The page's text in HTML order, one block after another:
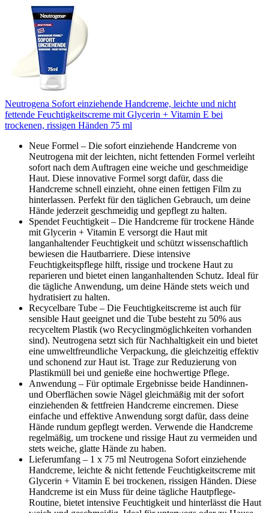
Neutrogena Sofort einziehende Handcreme, leichte und nicht
fettende Feuchtigkeitscreme mit Glycerin + Vitamin E bei
trockenen, rissigen Händen 75 ml
Neue Formel – Die sofort einziehende Handcreme von
Neutrogena mit der leichten, nicht fettenden Formel verleiht
sofort nach dem Auftragen eine weiche und geschmeidige
Haut. Diese innovative Formel sorgt dafür, dass die
Handcreme schnell einzieht, ohne einen fettigen Film zu
hinterlassen. Perfekt für den täglichen Gebrauch, um deine
Hände jederzeit geschmeidig und gepflegt zu halten.
Spendet Feuchtigkeit – Die Handcreme für trockene Hände
mit Glycerin + Vitamin E versorgt die Haut mit
langanhaltender Feuchtigkeit und schützt wissenschaftlich
bewiesen die Hautbarriere. Diese intensive
Feuchtigkeitspflege hilft, rissige und trockene Haut zu
reparieren und bietet einen langanhaltenden Schutz. Ideal für
die tägliche Anwendung, um deine Hände stets weich und
hydratisiert zu halten.
Recycelbare Tube – Die Feuchtigkeitscreme ist auch für
sensible Haut geeignet und die Tube besteht zu 50% aus
recyceltem Plastik (wo Recyclingmöglichkeiten vorhanden
sind). Neutrogena setzt sich für Nachhaltigkeit ein und bietet
eine umweltfreundliche Verpackung, die gleichzeitig effektiv
und schonend zur Haut ist. Trage zur Reduzierung von
Plastikmüll bei und genieße eine hochwertige Pflege.
Anwendung – Für optimale Ergebnisse beide Handinnen-
und Oberflächen sowie Nägel gleichmäßig mit der sofort
einziehenden & fettfreien Handcreme eincremen. Diese
einfache und effektive Anwendung sorgt dafür, dass deine
Hände rundum gepflegt werden. Verwende die Handcreme
regelmäßig, um trockene und rissige Haut zu vermeiden und
stets weiche, glatte Hände zu haben.
Lieferumfang – 1 x 75 ml Neutrogena Sofort einziehende
Handcreme, leichte & nicht fettende Feuchtigkeitscreme mit
Glycerin + Vitamin E bei trockenen, rissigen Händen. Diese
Handcreme ist ein Muss für deine tägliche Hautpflege-
Routine, bietet intensive Feuchtigkeit und hinterlässt die Haut